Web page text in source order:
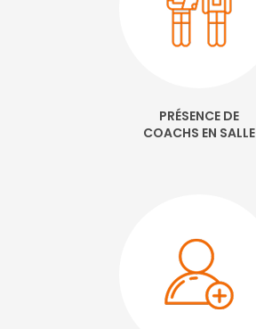
PRÉSENCE DE
COACHS EN SALLE